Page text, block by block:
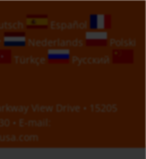
Español
Nederlands
Polski
Türkçe
Русский
View Drive • 15205
• E-mail: